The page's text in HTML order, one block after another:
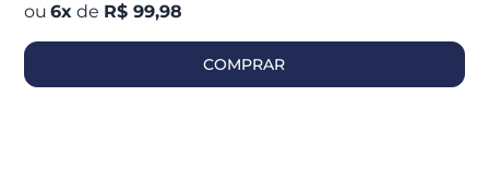
6x de R$ 99,98
COMPRAR